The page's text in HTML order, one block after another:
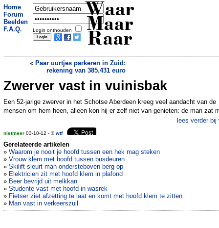
Home
Forum
Beelden
F.A.Q.
Login onthouden
Waar
Maar
Raar
« Paar uurtjes parkeren in Zuid:
rekening van 385.431 euro
Mysterieuze onderwatercirkels in Japan
»
Zwerver vast in vuinisbak
Een 52-jarige zwerver in het Schotse Aberdeen kreeg veel aandacht van de
mensen om hem heen, alleen kon hij er zelf niet van genieten: de man zat
lees verder bij
nietmeer 03-10-12 - ©wtf
Gerelateerde artikelen
» Waarom je nooit je hoofd tussen een hek mag steken
» Vrouw klem met hoofd tussen busdeuren
» Skilift sleurt man ondersteboven berg op
» Elektricien zit met hoofd klem in plafond
» Beer bevrijd uit melkkan
» Studente vast met hoofd in wasrek
» Fietser ziet afzetting te laat en komt met hoofd klem te zitten
» Man vast in verkeerszuil